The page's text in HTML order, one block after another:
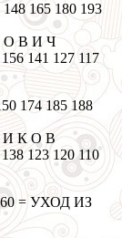
165 180 193
О В И Ч
141 127 117
174 185 188
И К О В
123 120 110
= УХОД ИЗ